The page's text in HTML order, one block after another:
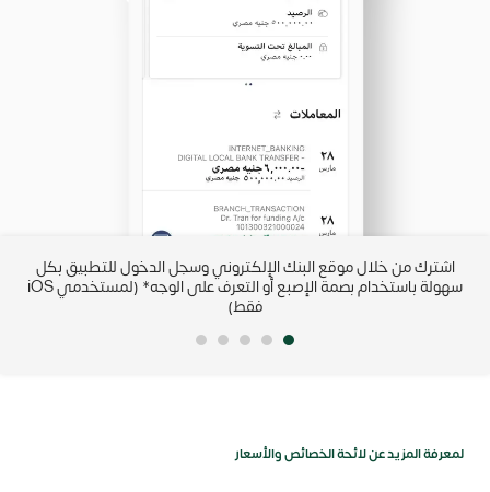
اشترك من خلال موقع البنك الإلكتروني وسجل الدخول للتطبيق بكل
سهولة باستخدام بصمة الإصبع أو التعرف على الوجه* (لمستخدمي iOS
فقط)
لمعرفة المزيد عن لائحة الخصائص والأسعار